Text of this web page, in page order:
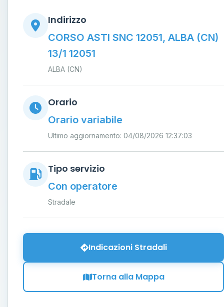
Indirizzo
CORSO ASTI SNC 12051, ALBA (CN)
13/1 12051
ALBA (CN)
Orario
Orario variabile
Ultimo aggiornamento: 04/08/2026 12:37:03
Tipo servizio
Con operatore
Stradale
Indicazioni Stradali
Torna alla Mappa